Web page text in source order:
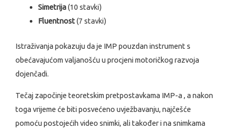
Simetrija(10 stavki)
Fluentnost(7 stavki)
Istraživanja pokazuju da je IMP pouzdan instrument s
obećavajućom valjanošću u procjeni motoričkog razvoja
dojenčadi.
Tečaj započinje teoretskim pretpostavkama IMP-a , a nakon
toga vrijeme će biti posvećeno uvježbavanju, najčešće
pomoću postojećih video snimki, ali također i na snimkama